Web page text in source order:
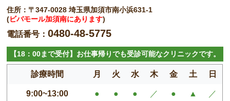
住所：〒347-0028 埼玉県加須市南小浜631-1
(ビバモール加須南にあります)
電話番号：0480-48-5775
【18：00まで受付】お仕事帰りでも受診可能なクリニックです。
診療時間 月 火 水 木 金 土 日
9:00~13:00 ● ● ● ／ ● ▲ ／